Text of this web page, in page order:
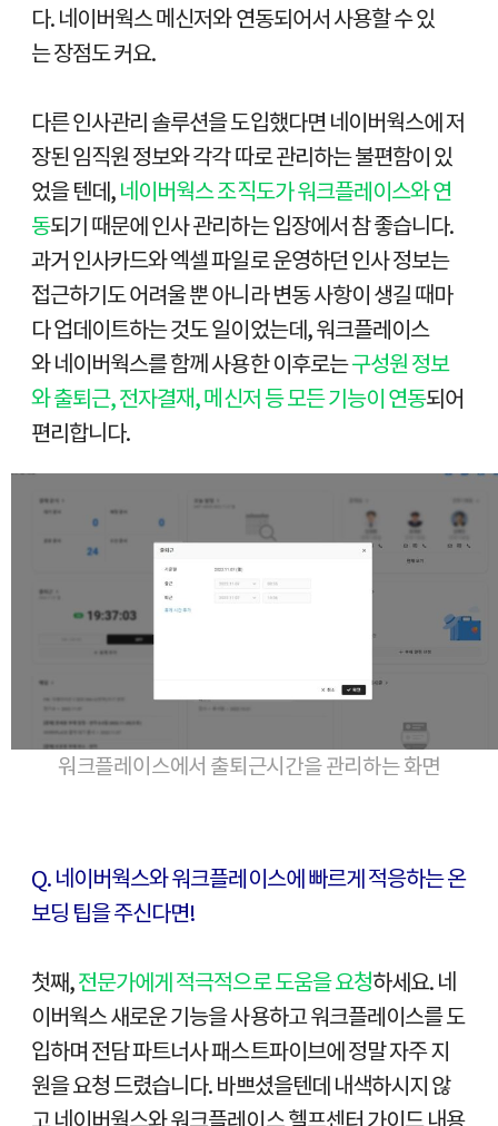
다. 네이버웍스 메신저와 연동되어서 사용할 수 있
는 장점도 커요.
다른 인사관리 솔루션을 도입했다면 네이버웍스에 저
장된 임직원 정보와 각각 따로 관리하는 불편함이 있
었을 텐데,네이버웍스 조직도가 워크플레이스와 연
동되기 때문에 인사 관리하는 입장에서 참 좋습니다.
과거 인사카드와 엑셀 파일로 운영하던 인사 정보는
접근하기도 어려울 뿐 아니라 변동 사항이 생길 때마
다 업데이트하는 것도 일이었는데, 워크플레이스
와 네이버웍스를 함께 사용한 이후로는구성원 정보
와 출퇴근, 전자결재, 메신저 등 모든 기능이 연동되어
편리합니다.
워크플레이스에서 출퇴근시간을 관리하는 화면
Q. 네이버웍스와 워크플레이스에 빠르게 적응하는 온
보딩 팁을 주신다면!
첫째,전문가에게 적극적으로 도움을 요청하세요. 네
이버웍스 새로운 기능을 사용하고 워크플레이스를 도
입하며 전담 파트너사 패스트파이브에 정말 자주 지
원을 요청 드렸습니다. 바쁘셨을텐데 내색하시지 않
고 네이버웍스와 워크플레이스 헬프센터 가이드 내용